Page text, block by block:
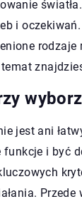
i
jest ani
funkcje i być